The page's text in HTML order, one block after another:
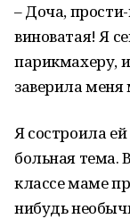
– Доча,
виноватая! Я
парикмахеру,
заверила
Я состроила
больная тема.
классе маме
нибудь